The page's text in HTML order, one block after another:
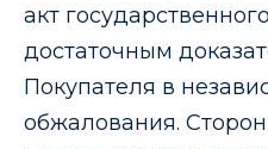
акт
достаточным
Покупателя в
обжалования.